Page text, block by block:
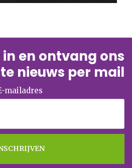
en ontvang ons
nieuws per mail
mailadres